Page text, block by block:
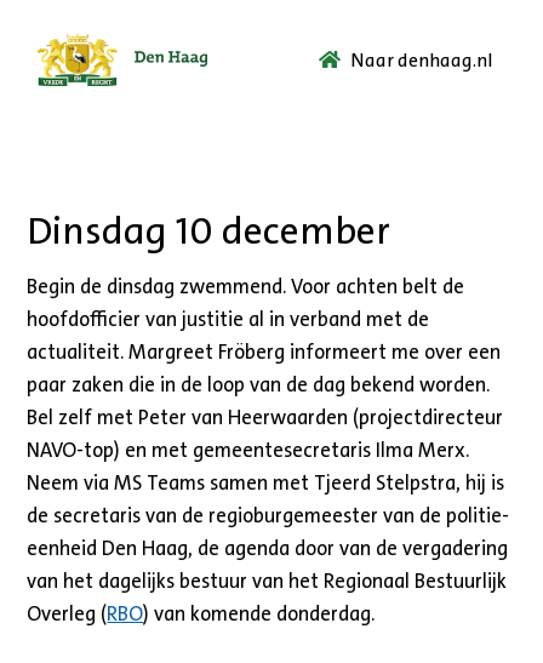
Ga
Naar denhaag.nl
Dinsdag 10 december
Begin de dinsdag zwemmend. Voor achten belt de
hoofdofficier van justitie al in verband met de
actualiteit. Margreet Fröberg informeert me over een
paar zaken die in de loop van de dag bekend worden.
Bel zelf met Peter van Heerwaarden (projectdirecteur
NAVO-top) en met gemeentesecretaris Ilma Merx.
Neem via MS Teams samen met Tjeerd Stelpstra, hij is
de secretaris van de regioburgemeester van de politie-
eenheid Den Haag, de agenda door van de vergadering
van het dagelijks bestuur van het Regionaal Bestuurlijk
Overleg (RBO) van komende donderdag.